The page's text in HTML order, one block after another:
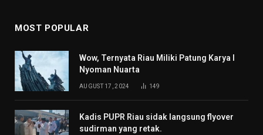
MOST POPULAR
Wow, Ternyata Riau Miliki Patung Karya I
Nyoman Nuarta
AUGUST 17, 2024 149
Kadis PUPR Riau sidak langsung flyover
sudirman yang retak.